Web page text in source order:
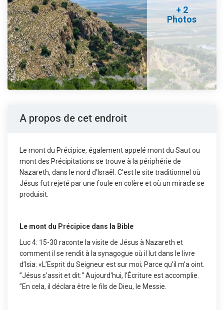
+ 2
Photos
A propos de cet endroit
Le mont du Précipice, également appelé mont du Saut ou
mont des Précipitations se trouve à la périphérie de
Nazareth, dans le nord d’Israël. C'est le site traditionnel où
Jésus fut rejeté par une foule en colère et où un miracle se
produisit.
Le mont du Précipice dans la Bible
Luc 4: 15-30 raconte la visite de Jésus à Nazareth et
comment il se rendit à la synagogue où il lut dans le livre
d’Isia: «L’Esprit du Seigneur est sur moi; Parce qu'il m'a oint.
”Jésus s'assit et dit:“ Aujourd'hui, l'Écriture est accomplie.
”En cela, il déclara être le fils de Dieu, le Messie.